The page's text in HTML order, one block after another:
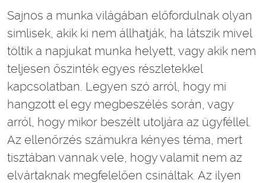
Sajnos a munka világában előfordulnak olyan
simlisek, akik ki nem állhatják, ha látszik mivel
töltik a napjukat munka helyett, vagy akik nem
teljesen őszinték egyes részletekkel
kapcsolatban. Legyen szó arról, hogy mi
hangzott el egy megbeszélés során, vagy
arról, hogy mikor beszélt utoljára az ügyféllel.
Az ellenőrzés számukra kényes téma, mert
tisztában vannak vele, hogy valamit nem az
elvártaknak megfelelően csináltak. Az ilyen